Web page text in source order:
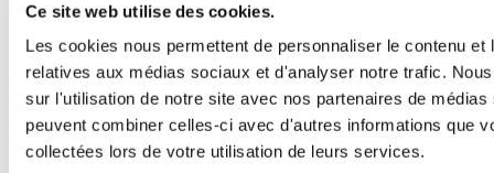
Ce site web utilise des cookies.
Les cookies nous permettent de personnaliser le contenu
relatives aux médias sociaux et d'analyser notre trafic.
sur l'utilisation de notre site avec nos partenaires de
peuvent combiner celles-ci avec d'autres informations que
collectées lors de votre utilisation de leurs services.
Centre plein air l'Étincelle
Saint-Alphonse-Rodriguez, QC J0K1W0
450 883-5376
844 286-5376
Facebook
No d'enregistrement605791